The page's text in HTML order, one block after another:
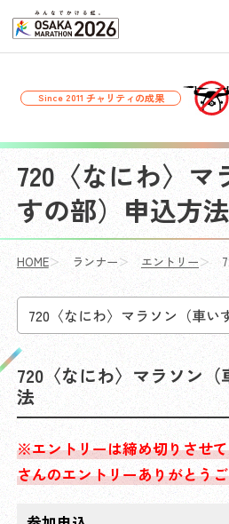
Since 2011 チャリティの成果
720〈なにわ〉マ
すの部）申込方法
HOME ランナー エントリー
720〈なにわ〉マラソン
法
※エントリーは締め切りさせ
さんのエントリーありがとう